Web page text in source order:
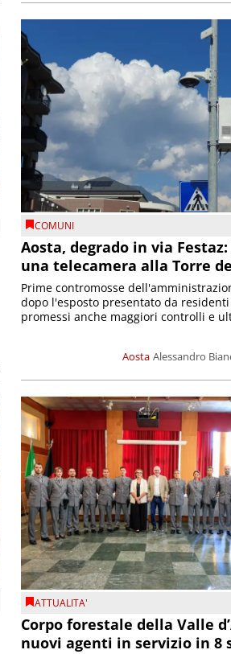
COMUNI
Aosta, degrado in via
una telecamera alla Torre
Aosta Alessandro
Prime contromosse
dopo l'esposto presentato da
promessi anche maggiori controlli e
ATTUALITA'
Corpo forestale della Valle
nuovi agenti in servizio in 8